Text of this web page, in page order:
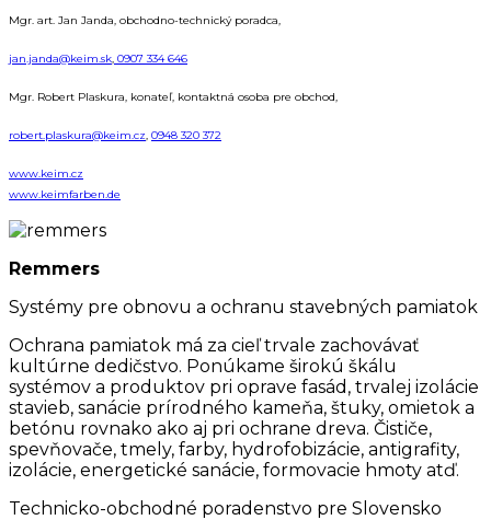
Mgr. art. Jan Janda, obchodno-technický poradca,
jan.janda@keim.sk, 0907 334 646
Mgr. Robert Plaskura, konateľ, kontaktná osoba pre obchod,
robert.plaskura@keim.cz, 0948 320 372
www.keim.cz
www.keimfarben.de
Remmers
Systémy pre obnovu a ochranu stavebných pamiatok
Ochrana pamiatok má za cieľ trvale zachovávať
kultúrne dedičstvo. Ponúkame širokú škálu
systémov a produktov pri oprave fasád, trvalej izolácie
stavieb, sanácie prírodného kameňa, štuky, omietok a
betónu rovnako ako aj pri ochrane dreva. Čističe,
spevňovače, tmely, farby, hydrofobizácie, antigrafity,
izolácie, energetické sanácie, formovacie hmoty atď.
Technicko-obchodné poradenstvo pre Slovensko